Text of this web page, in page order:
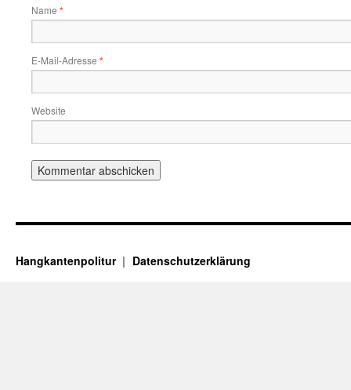
Name *
E-Mail-Adresse *
Website
Hangkantenpolitur Datenschutzerklärung